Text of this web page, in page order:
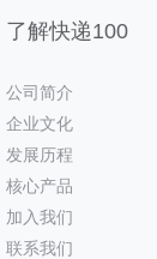
了解快递100
公司简介
企业文化
发展历程
核心产品
加入我们
联系我们